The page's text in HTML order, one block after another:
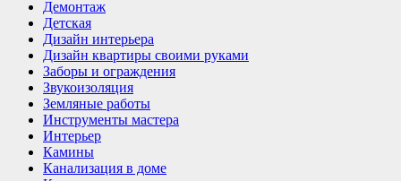
Демонтаж
Детская
Дизайн интерьера
Дизайн квартиры своими руками
Заборы и ограждения
Звукоизоляция
Земляные работы
Инструменты мастера
Интерьер
Камины
Канализация в доме